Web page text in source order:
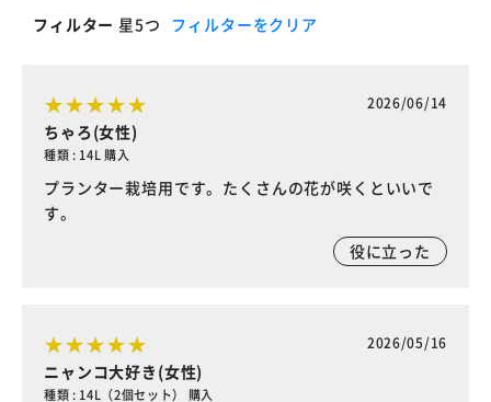
フィルター 星5つ フィルターをクリア
2026/06/14
ちゃろ(女性)
種類 : 14L 購入
プランター栽培用です。たくさんの花が咲くといいで
す。
役に立った
2026/05/16
ニャンコ大好き(女性)
種類 : 14L（2個セット） 購入